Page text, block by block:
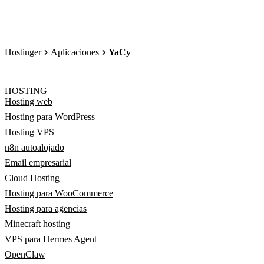
Hostinger Aplicaciones YaCy
HOSTING
Hosting web
Hosting para WordPress
Hosting VPS
n8n autoalojado
Email empresarial
Cloud Hosting
Hosting para WooCommerce
Hosting para agencias
Minecraft hosting
VPS para Hermes Agent
OpenClaw